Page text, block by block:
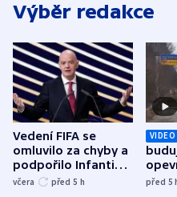
Výběr redakce
Vedení FIFA se
omluvilo za chyby a
podpořilo Infantina.
UEFA trvá na
včera před 5 h
VIDEO
s
před 5